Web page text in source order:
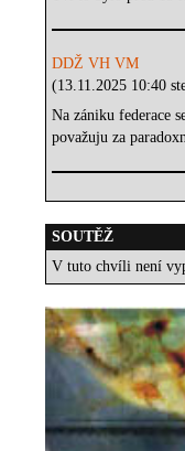
DDŽ VH VM
(13.11.2025 10:40
Na zániku federace
považuju za
SOUTĚŽ
V tuto chvíli není